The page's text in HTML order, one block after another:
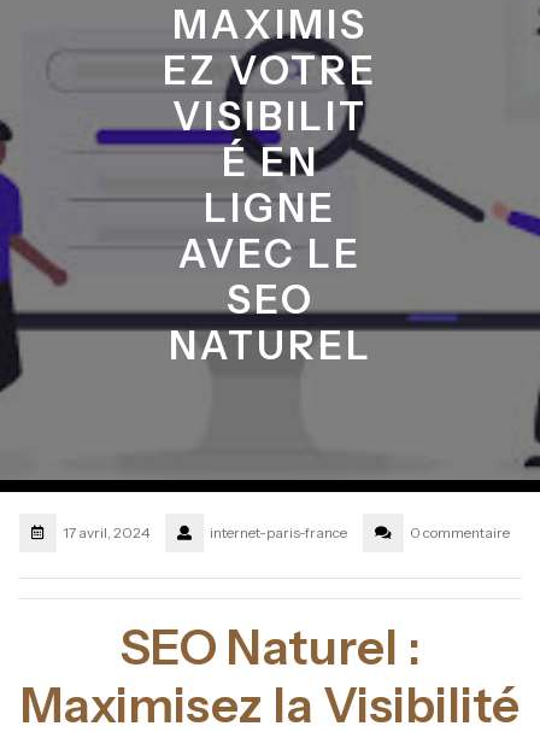
MAXIMIS
EZ VOTRE
VISIBILIT
É EN
LIGNE
AVEC LE
SEO
NATUREL
17 avril, 2024 internet-paris-france 0 commentaire
SEO Naturel :
Maximisez la Visibilité